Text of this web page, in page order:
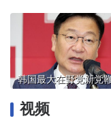
视频